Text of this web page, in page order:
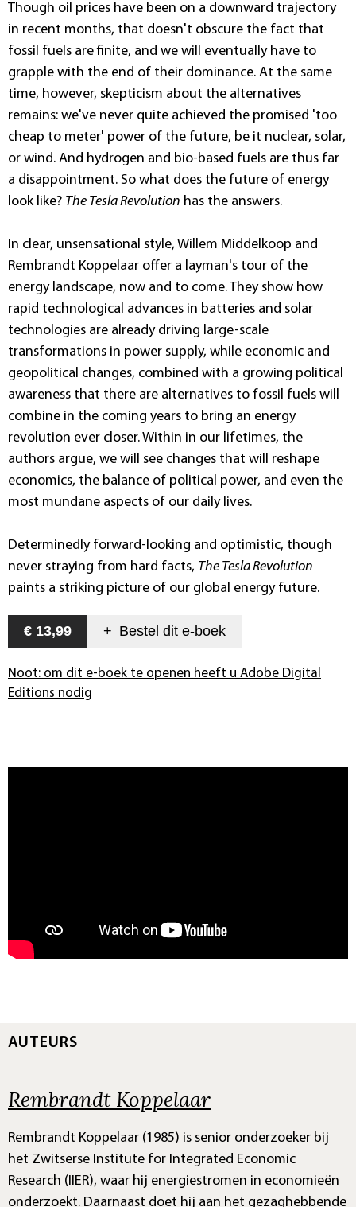
Though oil prices have been on a downward trajectory
in recent months, that doesn't obscure the fact that
fossil fuels are finite, and we will eventually have to
grapple with the end of their dominance. At the same
time, however, skepticism about the alternatives
remains: we've never quite achieved the promised 'too
cheap to meter' power of the future, be it nuclear, solar,
or wind. And hydrogen and bio-based fuels are thus far
a disappointment. So what does the future of energy
look like? The Tesla Revolution has the answers.
In clear, unsensational style, Willem Middelkoop and
Rembrandt Koppelaar offer a layman's tour of the
energy landscape, now and to come. They show how
rapid technological advances in batteries and solar
technologies are already driving large-scale
transformations in power supply, while economic and
geopolitical changes, combined with a growing political
awareness that there are alternatives to fossil fuels will
combine in the coming years to bring an energy
revolution ever closer. Within in our lifetimes, the
authors argue, we will see changes that will reshape
economics, the balance of political power, and even the
most mundane aspects of our daily lives.
Determinedly forward-looking and optimistic, though
never straying from hard facts, The Tesla Revolution
paints a striking picture of our global energy future.
€ 13,99 + Bestel dit e-boek
Noot: om dit e-boek te openen heeft u Adobe Digital
Editions nodig
AUTEURS
Rembrandt Koppelaar
Rembrandt Koppelaar (1985) is senior onderzoeker bij
het Zwitserse Institute for Integrated Economic
Research (IIER), waar hij energiestromen in economieën
onderzoekt. Daarnaast doet hij aan het gezaghebbende